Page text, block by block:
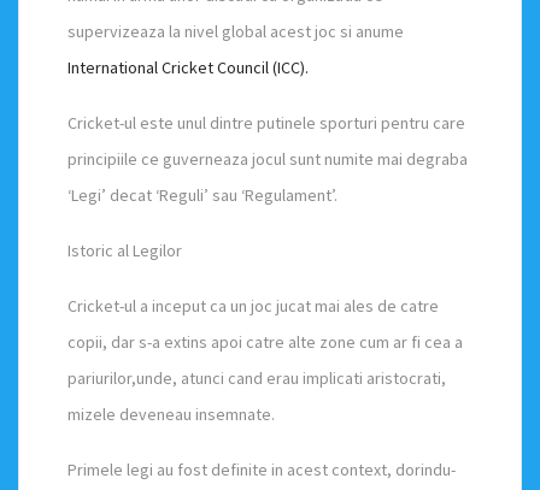
supervizeaza la nivel global acest joc si anume
International Cricket Council (ICC).
Cricket-ul este unul dintre putinele sporturi pentru care
principiile ce guverneaza jocul sunt numite mai degraba
‘Legi’ decat ‘Reguli’ sau ‘Regulament’.
Istoric al Legilor
Cricket-ul a inceput ca un joc jucat mai ales de catre
copii, dar s-a extins apoi catre alte zone cum ar fi cea a
pariurilor,unde, atunci cand erau implicati aristocrati,
mizele deveneau insemnate.
Primele legi au fost definite in acest context, dorindu-